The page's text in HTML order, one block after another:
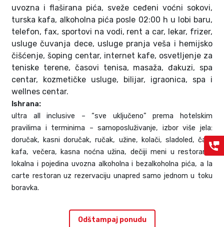
uvozna i flaširana pića, sveže ceđeni voćni sokovi,
turska kafa, alkoholna pića posle 02:00 h u lobi baru,
telefon, fax, sportovi na vodi, rent a car, lekar, frizer,
usluge čuvanja dece, usluge pranja veša i hemijsko
čišćenje, šoping centar, internet kafe, osvetljenje za
teniske terene, časovi tenisa, masaža, đakuzi, spa
centar, kozmetičke usluge, bilijar, igraonica, spa i
wellnes centar.
Ishrana:
ultra all inclusive – “sve uključeno” prema hotelskim
pravilima i terminima – samoposluživanje, izbor više jela:
doručak, kasni doručak, ručak, užine, kolači, sladoled, čaj i
kafa, večera, kasna noćna užina, dečiji meni u restoranu,
lokalna i pojedina uvozna alkoholna i bezalkoholna pića, a la
carte restoran uz rezervaciju unapred samo jednom u toku
boravka.
Odštampaj ponudu